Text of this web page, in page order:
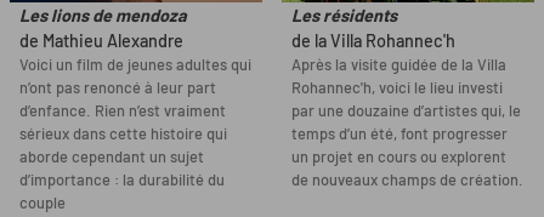
Les lions de mendoza
de Mathieu Alexandre
Voici un film de jeunes adultes qui
n’ont pas renoncé à leur part
d’enfance. Rien n’est vraiment
sérieux dans cette histoire qui
aborde cependant un sujet
d’importance : la durabilité du
couple
Les résidents
de la Villa Rohannec'h
Après la visite guidée de la Villa
Rohannec'h, voici le lieu investi
par une douzaine d’artistes qui, le
temps d’un été, font progresser
un projet en cours ou explorent
de nouveaux champs de création.